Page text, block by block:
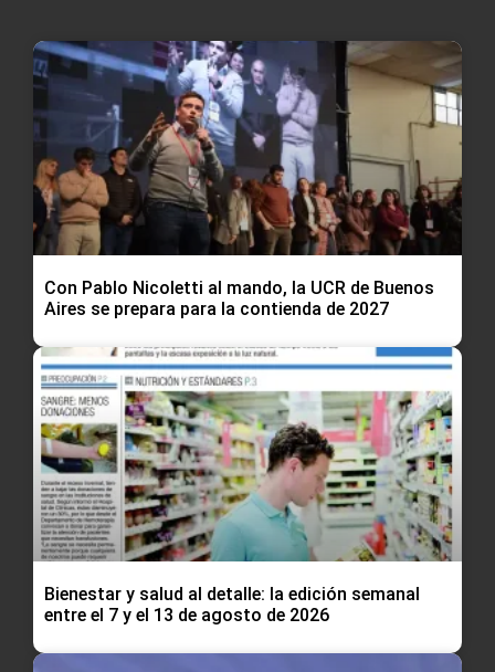
Con Pablo Nicoletti al mando, la UCR de Buenos
Aires se prepara para la contienda de 2027
Bienestar y salud al detalle: la edición semanal
entre el 7 y el 13 de agosto de 2026